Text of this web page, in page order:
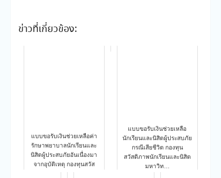
ข่าวที่เกี่ยวข้อง:
แบบขอรับเงินช่วยเหลือค่า
รักษาพยาบาลนักเรียนและ
นิสิตผู้ประสบภัยอันเนื่องมา
จากอุบัติเหตุ กองทุนสวัส
ดิภ…
แบบขอรับเงินช่วยเหลือ
นักเรียนและนิสิตผู้ประสบภัย
กรณีเสียชีวิต กองทุน
สวัสดิภาพนักเรียนและนิสิต
มหาวิท…